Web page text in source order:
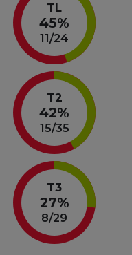
TL
45%
11/24
T2
42%
15/35
T3
27%
8/29